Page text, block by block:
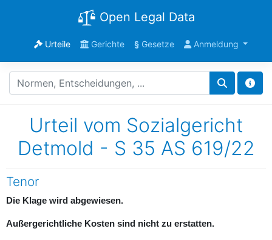
Open Legal Data
Urteile Gerichte §Gesetze Anmeldung
Urteil vom Sozialgericht
Detmold - S 35 AS 619/22
Tenor
Die Klage wird abgewiesen.
Außergerichtliche Kosten sind nicht zu erstatten.